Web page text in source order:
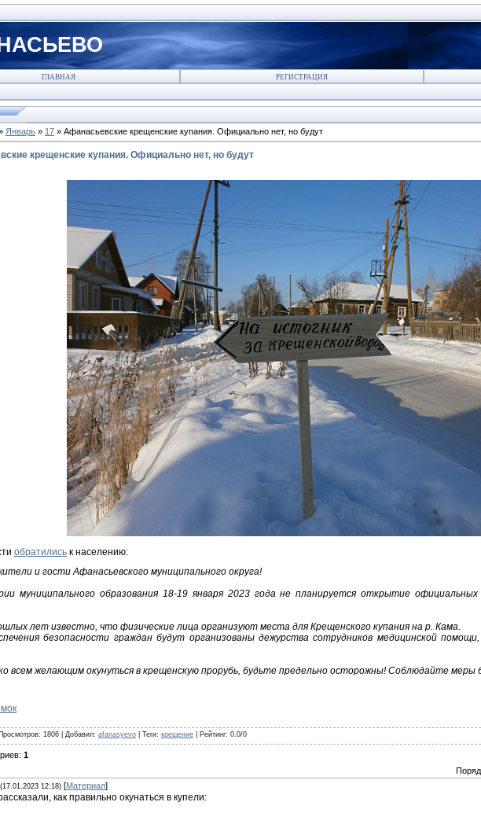
ГЛАВНАЯ РЕГИСТРАЦИЯ
Январь » 17 » Афанасьевские крещенские купания. Официально нет, но будут
крещенские купания. Официально нет, но будут
обратились к населению:
и гости Афанасьевского муниципального округа!
муниципального образования 18-19 января 2023 года не планируется открытие
лет известно, что физические лица организуют места для Крещенского купания на р. Кама.
безопасности граждан будут организованы дежурства сотрудников медицинской
всем желающим окунуться в крещенскую прорубь, будьте предельно осторожны! Соблюдайте меры
Просмотров: 1806 | Добавил: afanasyevo Теги: крещение Рейтинг: 0.0/0
: 1
(17.01.2023 12:18) [Материал]
как правильно окунаться в купели: